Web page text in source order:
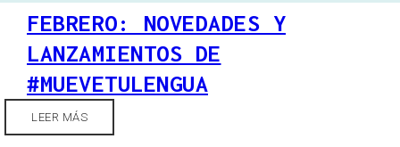
FEBRERO: NOVEDADES Y
LANZAMIENTOS DE
#MUEVETULENGUA
LEER MÁS